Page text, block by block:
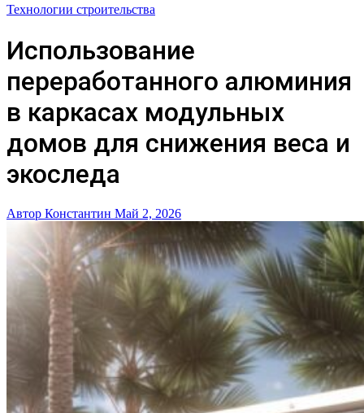
Технологии строительства
Использование
переработанного алюминия
в каркасах модульных
домов для снижения веса и
экоследа
Автор Константин Май 2, 2026